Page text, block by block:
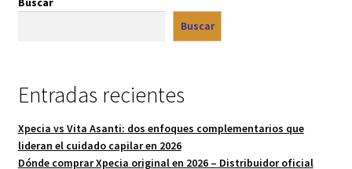
Buscar
Entradas recientes
Xpecia vs Vita Asanti: dos enfoques complementarios que
lideran el cuidado capilar en 2026
Dónde comprar Xpecia original en 2026 – Distribuidor oficial